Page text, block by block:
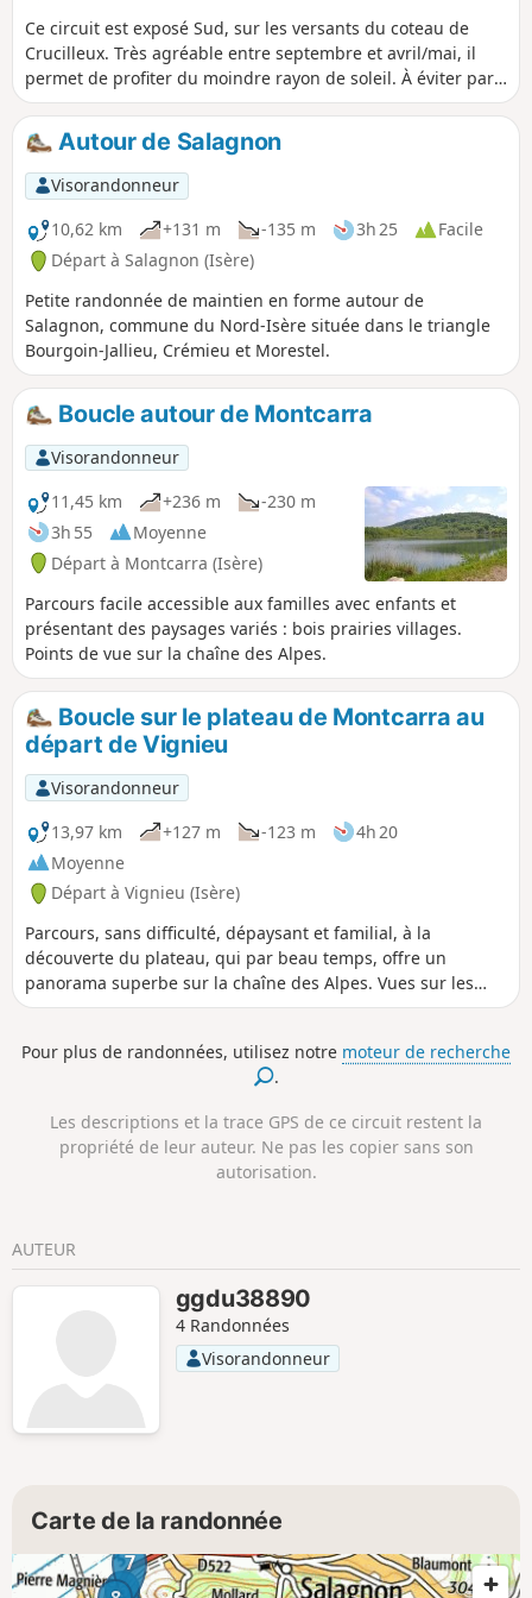
Ce circuit est exposé Sud, sur les versants du coteau de
Crucilleux. Très agréable entre septembre et avril/mai, il
permet de profiter du moindre rayon de soleil. À éviter par
les grosses chaleurs d'été. Il permet de découvrir des
paysages variés, de traverser les vignobles des Balmes
dauphinoises sur les coteaux de Crucilleux et de Choulin. La
traversée des hameaux de Crucilleux et d'Arcisse permet de
contempler de belles bâtisses en pisé, ainsi que le petit
patrimoine local (calvaires, lavoirs, fontaines, palis). Le
cheminement sur les crêtes du Mont de Crucilleux offre un
panorama sur les massifs montagneux depuis le Bugey, au
Nord, jusqu'au Vercors, au Sud, en passant par le Mont-
Blanc, la Vanoise, Belledonne et la Chartreuse.Ce circuit est
pour moitié sur chemins et pour moitié sur petites routes
de campagnes, routes à faible circulation pour la plupart.
Autour de Salagnon
Visorandonneur
10,62 km
+131 m -135 m 3h 25
Facile
Départ à Salagnon (Isère)
Petite randonnée de maintien en forme autour de
Salagnon, commune du Nord-Isère située dans le triangle
Bourgoin-Jallieu, Crémieu et Morestel.
Boucle autour de Montcarra
Visorandonneur
11,45 km
+236 m
-230 m
3h 55
Moyenne
Départ à Montcarra (Isère)
Parcours facile accessible aux familles avec enfants et
présentant des paysages variés : bois prairies villages.
Points de vue sur la chaîne des Alpes.
Boucle sur le plateau de Montcarra au
départ de Vignieu
Visorandonneur
13,97 km
+127 m -123 m
4h 20
Moyenne
Départ à Vignieu (Isère)
Parcours, sans difficulté, dépaysant et familial, à la
découverte du plateau, qui par beau temps, offre un
panorama superbe sur la chaîne des Alpes. Vues sur les
vallons de Saint-Chef et de Montcarra.
Pour plus de randonnées, utilisez notre moteur de recherche
.
Les descriptions et la trace GPS de ce circuit restent la
propriété de leur auteur. Ne pas les copier sans son
autorisation.
AUTEUR
ggdu38890
4 Randonnées
Visorandonneur
Carte de la randonnée
6
7